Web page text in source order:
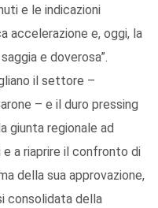
e le indicazioni
accelerazione e, oggi, la
e doverosa”.
il settore –
– e il duro pressing
giunta regionale ad
a riaprire il confronto di
della sua approvazione,
consolidata della